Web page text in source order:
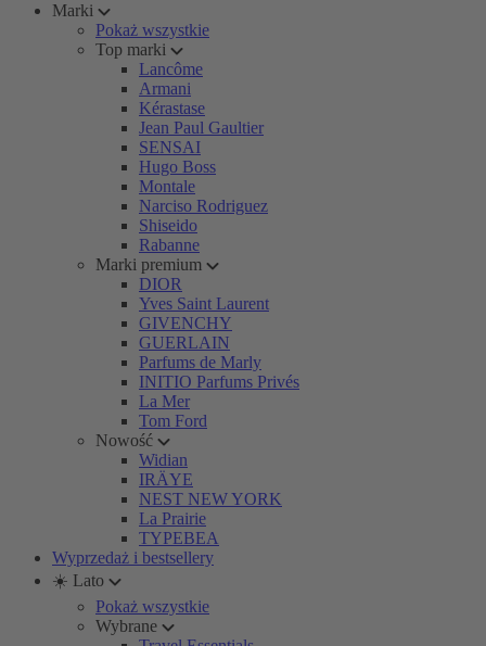
Marki
Pokaż wszystkie
Top marki
Lancôme
Armani
Kérastase
Jean Paul Gaultier
SENSAI
Hugo Boss
Montale
Narciso Rodriguez
Shiseido
Rabanne
Marki premium
DIOR
Yves Saint Laurent
GIVENCHY
GUERLAIN
Parfums de Marly
INITIO Parfums Privés
La Mer
Tom Ford
Nowość
Widian
IRÄYE
NEST NEW YORK
La Prairie
TYPEBEA
Wyprzedaż i bestsellery
☀️ Lato
Pokaż wszystkie
Wybrane